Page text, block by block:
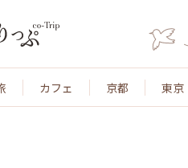
カフェ 京都 東京